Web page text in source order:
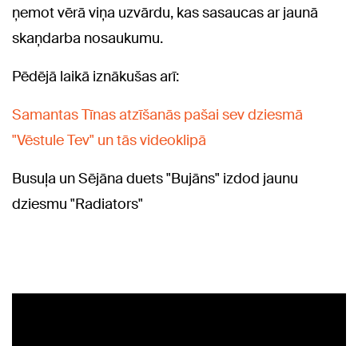
ņemot vērā viņa uzvārdu, kas sasaucas ar jaunā
skaņdarba nosaukumu.
Pēdējā laikā iznākušas arī:
Samantas Tīnas atzīšanās pašai sev dziesmā
"Vēstule Tev" un tās videoklipā
Busuļa un Sējāna duets "Bujāns" izdod jaunu
dziesmu "Radiators"